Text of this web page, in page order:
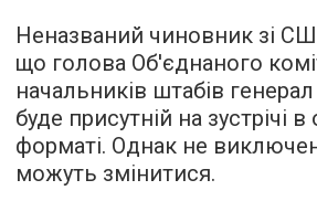
Неназваний чиновник зі
що голова Об'єднаного
начальників штабів
буде присутній на зустрічі
форматі. Однак не
можуть змінитися.